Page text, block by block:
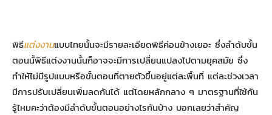
พิธีแต่งงานแบบไทยนั้นจะมีรายละเอียดพิธีค่อนข้างเยอะ ซึ่งลำดับขั้น
ตอนนั้พิธีแต่งงานนั้นก็อาจจะมีการเปลี่ยนแปลงไปตามยุคสมัย ซึ่ง
ทำให้ไม่มีรูปแบบหรือขั้นตอนที่ตายตัวขึ้นอยู่แต่ละพื้นที่ แต่ละช่วงเวลา
มีการปรับเปลี่ยนเพิ่มลดกันได้ แต่โดยหลักกลาง ๆ มาตรฐานที่ใช้กัน
รู้ไหมคะว่าต้องมีลำดับขั้นตอนอย่างไรกันบ้าง บอกเลยว่าสำคัญ